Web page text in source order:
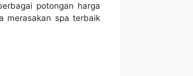
potongan harga
merasakan spa terbaik